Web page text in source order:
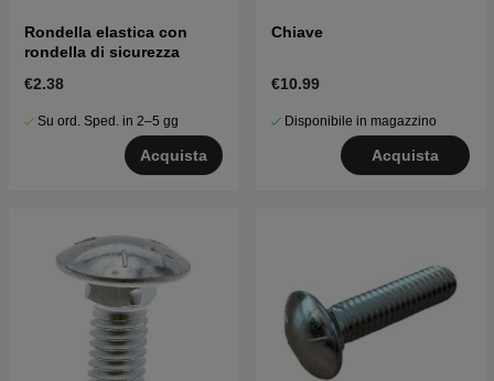
Rondella elastica con
rondella di sicurezza
€2.38
Su ord. Sped. in 2–5 gg
Acquista
Chiave
€10.99
Disponibile in magazzino
Acquista